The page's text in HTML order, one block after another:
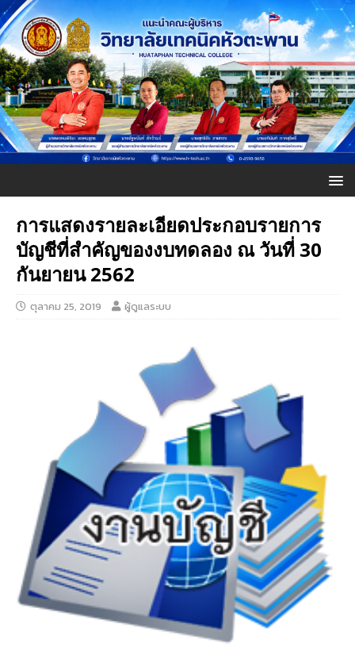
การแสดงรายละเอียดประกอบรายการ
บัญชีที่สำคัญของงบทดลอง ณ วันที่ 30
กันยายน 2562
ตุลาคม 25, 2019 ผู้ดูแลระบบ